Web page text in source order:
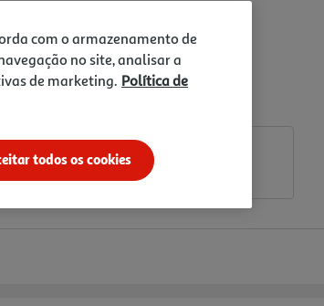
€
com o armazenamento de
no site, analisar a
de marketing. Política de
todos os cookies